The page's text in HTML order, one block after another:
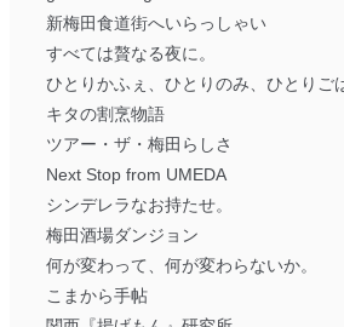
新梅田食道街へいらっしゃい
すべては贅なる夜に。
ひとりかふぇ、ひとりのみ、ひとりご
キタの割烹物語
ツアー・ザ・梅田らしさ
Next Stop from UMEDA
シンデレラなお持たせ。
梅田酒場ダンジョン
何が変わって、何が変わらないか。
こまから手帖